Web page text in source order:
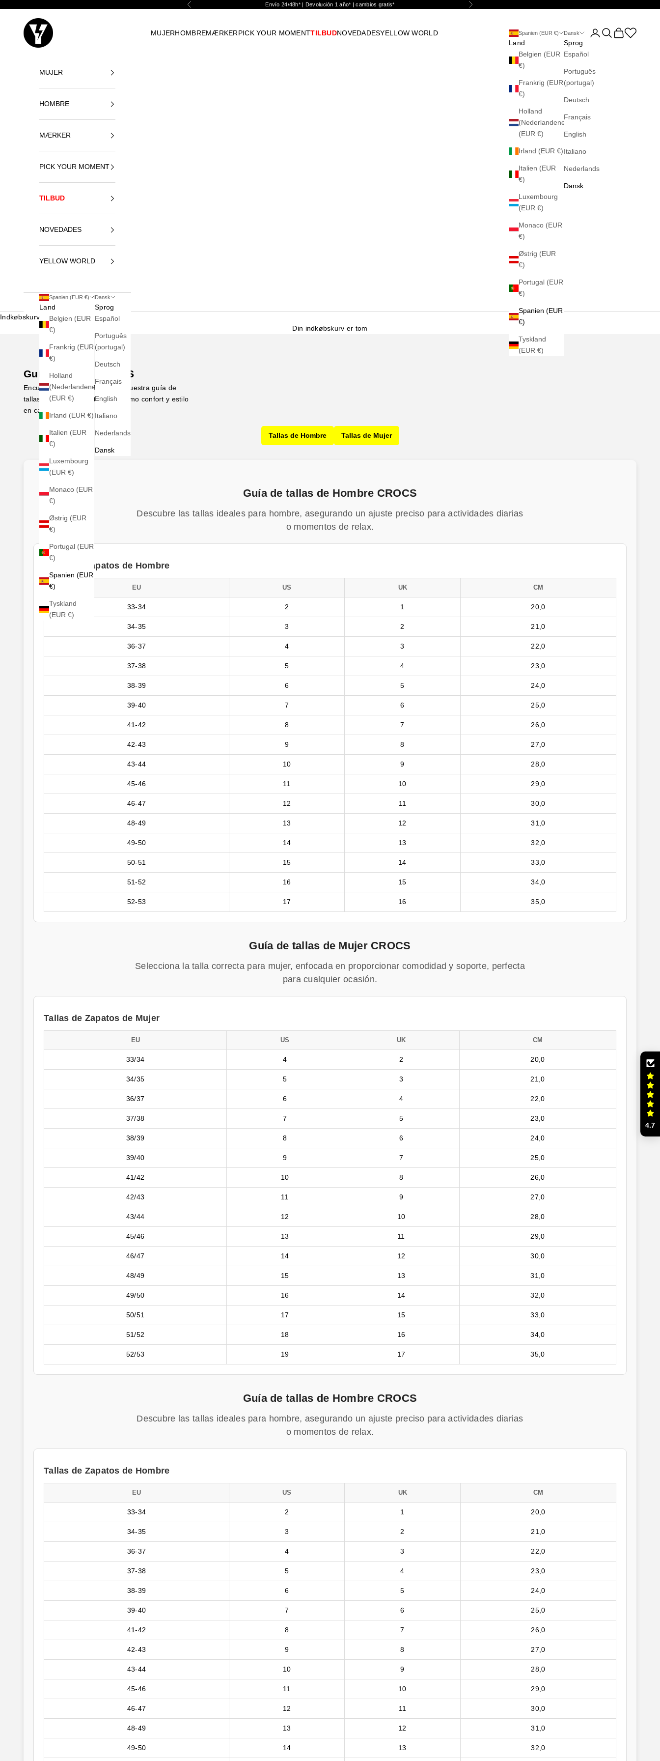
Forrige Envío 24/48h* | Devolución 1 año* | cambios gratis* Næste
Yellowshop
MUJERHOMBREMÆRKERPICK YOUR MOMENTTILBUDNOVEDADESYELLOW WORLD Spanien (EUR €)
Land
Belgien (EUR
€)
Frankrig (EUR
€)
Holland
(Nederlandene)
(EUR €)
Irland (EUR €)
Italien (EUR
€)
Luxembourg
(EUR €)
Monaco (EUR
€)
Østrig (EUR
€)
Portugal (EUR
€)
Spanien (EUR
€)
Tyskland
(EUR €)
Dansk
Sprog
Español
Português
(portugal)
Deutsch
Français
English
Italiano
Nederlands
Dansk
Åbn kontoside
Åbn søgefunktion
ÅbnAbrir la
MUJER
HOMBRE
MÆRKER
PICK YOUR MOMENT
TILBUD
NOVEDADES
YELLOW WORLD
Spanien (EUR €)
Land
Belgien (EUR
€)
Frankrig (EUR
€)
Holland
(Nederlandene)
(EUR €)
Irland (EUR €)
Italien (EUR
€)
Luxembourg
(EUR €)
Monaco (EUR
€)
Østrig (EUR
€)
Portugal (EUR
€)
Spanien (EUR
€)
Tyskland
(EUR €)
Dansk
Sprog
Español
Português
(portugal)
Deutsch
Français
English
Italiano
Nederlands
Dansk
Indkøbskurv
Din indkøbskurv er tom
Guía de tallas CROCS
Encuentra tu talla perfecta con nuestra guía de
tallas CROCS y disfruta del máximo confort y estilo
en cada paso.
Tallas de Hombre Tallas de Mujer
Guía de tallas de Hombre CROCS
Descubre las tallas ideales para hombre, asegurando un ajuste preciso para actividades diarias
o momentos de relax.
Tallas de Zapatos de Hombre
EU US UK CM
33-34 2 1 20,0
34-35 3 2 21,0
36-37 4 3 22,0
37-38 5 4 23,0
38-39 6 5 24,0
39-40 7 6 25,0
41-42 8 7 26,0
42-43 9 8 27,0
43-44 10 9 28,0
45-46 11 10 29,0
46-47 12 11 30,0
48-49 13 12 31,0
49-50 14 13 32,0
50-51 15 14 33,0
51-52 16 15 34,0
52-53 17 16 35,0
Guía de tallas de Mujer CROCS
Selecciona la talla correcta para mujer, enfocada en proporcionar comodidad y soporte, perfecta
para cualquier ocasión.
Tallas de Zapatos de Mujer
EU US UK CM
33/34 4 2 20,0
34/35 5 3 21,0
36/37 6 4 22,0
37/38 7 5 23,0
38/39 8 6 24,0
39/40 9 7 25,0
41/42 10 8 26,0
42/43 11 9 27,0
43/44 12 10 28,0
45/46 13 11 29,0
46/47 14 12 30,0
48/49 15 13 31,0
49/50 16 14 32,0
50/51 17 15 33,0
51/52 18 16 34,0
52/53 19 17 35,0
Guía de tallas de Hombre CROCS
Descubre las tallas ideales para hombre, asegurando un ajuste preciso para actividades diarias
o momentos de relax.
Tallas de Zapatos de Hombre
EU US UK CM
33-34 2 1 20,0
34-35 3 2 21,0
36-37 4 3 22,0
37-38 5 4 23,0
38-39 6 5 24,0
39-40 7 6 25,0
41-42 8 7 26,0
42-43 9 8 27,0
43-44 10 9 28,0
45-46 11 10 29,0
46-47 12 11 30,0
48-49 13 12 31,0
49-50 14 13 32,0
4.7